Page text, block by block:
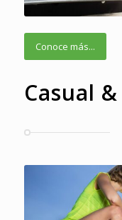
Conoce más...
Casual